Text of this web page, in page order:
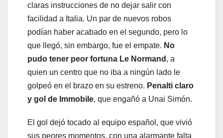
claras instrucciones de no dejar salir con
facilidad a Italia. Un par de nuevos robos
podían haber acabado en el segundo, pero lo
que llegó, sin embargo, fue el empate. No
pudo tener peor fortuna Le Normand , a
quien un centro que no iba a ningún lado le
golpeó en el brazo en su estreno. Penalti claro
y gol de Immobile, que engañó a Unai Simón.
El gol dejó tocado al equipo español, que vivió
sus peores momentos, con una alarmante falta